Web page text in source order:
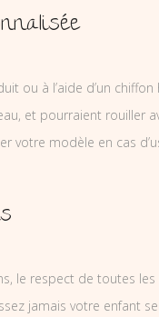
ou à l’aide d’un chiffon
et pourraient rouiller
votre modèle en cas
le respect de toutes
jamais votre enfant